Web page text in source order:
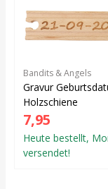
Bandits & Angels
Gravur
Holzschiene
7,95
Heute bestellt,
versendet!